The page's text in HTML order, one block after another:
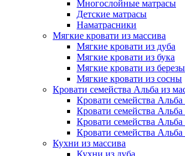
Многослойные матрасы
Детские матрасы
Наматрасники
Мягкие кровати из массива
Мягкие кровати из дуба
Мягкие кровати из бука
Мягкие кровати из березы
Мягкие кровати из сосны
Кровати семейства Альба из
Кровати семейства Альба
Кровати семейства Альба
Кровати семейства Альба
Кровати семейства
Кухни из массива
Кухни из дуба